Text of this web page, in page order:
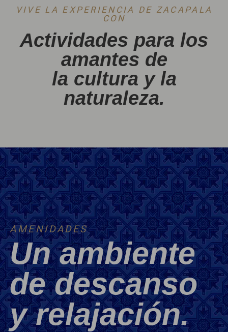
VIVE LA EXPERIENCIA DE ZACAPALA
CON
Actividades para los
amantes de
la cultura y la
naturaleza.
AMENIDADES
Un ambiente
de descanso
y relajación.